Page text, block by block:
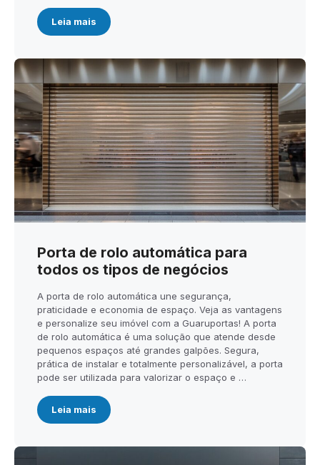
Leia mais
Porta de rolo automática para
todos os tipos de negócios
A porta de rolo automática une segurança,
praticidade e economia de espaço. Veja as vantagens
e personalize seu imóvel com a Guaruportas! A porta
de rolo automática é uma solução que atende desde
pequenos espaços até grandes galpões. Segura,
prática de instalar e totalmente personalizável, a porta
pode ser utilizada para valorizar o espaço e …
Leia mais